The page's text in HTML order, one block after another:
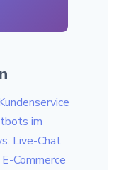
im
Live-Chat
Commerce